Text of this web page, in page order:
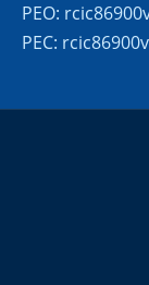
PEO:
PEC: